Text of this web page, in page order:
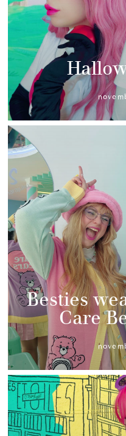
Besties
Care